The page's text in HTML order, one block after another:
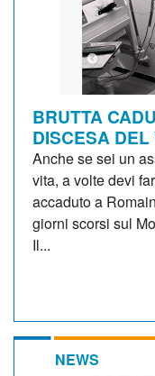
BRUTTA
DISCESA
Anche se sei un
vita, a volte devi
accaduto a
giorni scorsi sul
Il...
NEWS